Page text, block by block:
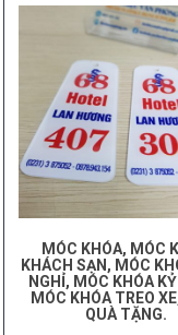
MÓC KHÓA, MÓC
KHÁCH SẠN, MÓC
NGHỈ, MÓC KHÓA
MÓC KHÓA TREO
QUÀ TẶNG.